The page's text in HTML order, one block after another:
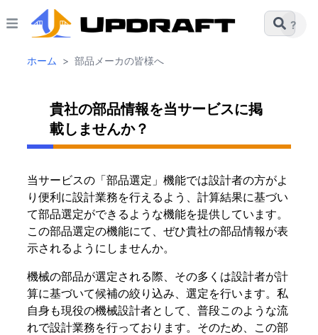
?
ホーム > 部品メーカの皆様へ
貴社の部品情報を当サービスに掲
載しませんか？
当サービスの「部品選定 」機能では設計者の方がよ
り便利に設計業務を行えるよう、計算結果に基づい
て部品選定ができるような機能を提供しています。
この部品選定の機能にて、ぜひ貴社の部品情報が表
示されるようにしませんか。
機械の部品が選定される際、その多くは設計者が計
算に基づいて候補の絞り込み、選定を行います。私
自身も現役の機械設計者として、普段このような流
れで設計業務を行っております。そのため、この部